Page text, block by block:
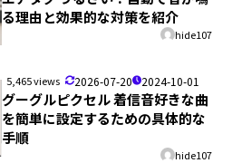
る理由と効果的な対策を紹介
hide107
5,465 views 2026-07-20 2024-10-01
グーグルピクセル 着信音好きな曲
を簡単に設定するための具体的な
手順
hide107